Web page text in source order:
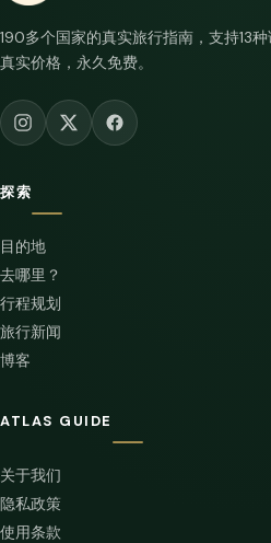
190多个国家的真实旅行指南，支持13种
真实价格，永久免费。
探索
目的地
去哪里？
行程规划
旅行新闻
博客
ATLAS GUIDE
关于我们
隐私政策
使用条款